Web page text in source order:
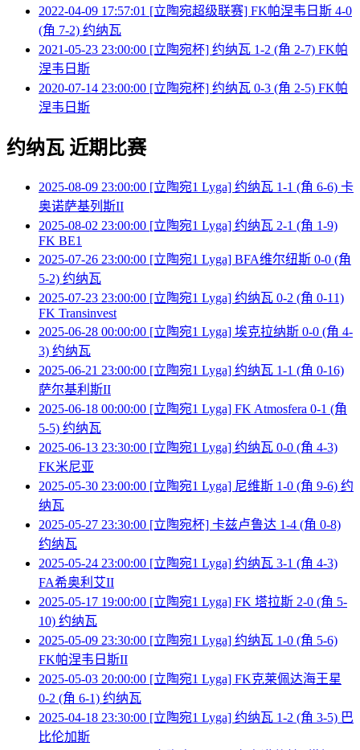
2022-04-09 17:57:01 [立陶宛超级联赛] FK帕涅韦日斯 4-0
(角 7-2) 约纳瓦
2021-05-23 23:00:00 [立陶宛杯] 约纳瓦 1-2 (角 2-7) FK帕
涅韦日斯
2020-07-14 23:00:00 [立陶宛杯] 约纳瓦 0-3 (角 2-5) FK帕
涅韦日斯
约纳瓦 近期比赛
2025-08-09 23:00:00 [立陶宛1 Lyga] 约纳瓦 1-1 (角 6-6) 卡
奥诺萨基列斯II
2025-08-02 23:00:00 [立陶宛1 Lyga] 约纳瓦 2-1 (角 1-9)
FK BE1
2025-07-26 23:00:00 [立陶宛1 Lyga] BFA维尔纽斯 0-0 (角
5-2) 约纳瓦
2025-07-23 23:00:00 [立陶宛1 Lyga] 约纳瓦 0-2 (角 0-11)
FK Transinvest
2025-06-28 00:00:00 [立陶宛1 Lyga] 埃克拉纳斯 0-0 (角 4-
3) 约纳瓦
2025-06-21 23:00:00 [立陶宛1 Lyga] 约纳瓦 1-1 (角 0-16)
萨尔基利斯II
2025-06-18 00:00:00 [立陶宛1 Lyga] FK Atmosfera 0-1 (角
5-5) 约纳瓦
2025-06-13 23:30:00 [立陶宛1 Lyga] 约纳瓦 0-0 (角 4-3)
FK米尼亚
2025-05-30 23:00:00 [立陶宛1 Lyga] 尼维斯 1-0 (角 9-6) 约
纳瓦
2025-05-27 23:30:00 [立陶宛杯] 卡兹卢鲁达 1-4 (角 0-8)
约纳瓦
2025-05-24 23:00:00 [立陶宛1 Lyga] 约纳瓦 3-1 (角 4-3)
FA希奥利艾II
2025-05-17 19:00:00 [立陶宛1 Lyga] FK 塔拉斯 2-0 (角 5-
10) 约纳瓦
2025-05-09 23:30:00 [立陶宛1 Lyga] 约纳瓦 1-0 (角 5-6)
FK帕涅韦日斯II
2025-05-03 20:00:00 [立陶宛1 Lyga] FK克莱佩达海王星
0-2 (角 6-1) 约纳瓦
2025-04-18 23:30:00 [立陶宛1 Lyga] 约纳瓦 1-2 (角 3-5) 巴
比伦加斯